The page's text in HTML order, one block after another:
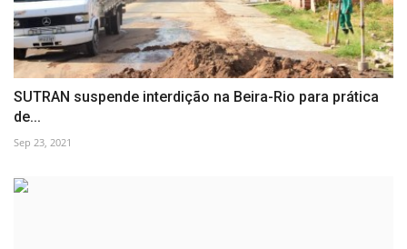
SUTRAN suspende interdição na Beira-Rio para prática
de...
Sep 23, 2021